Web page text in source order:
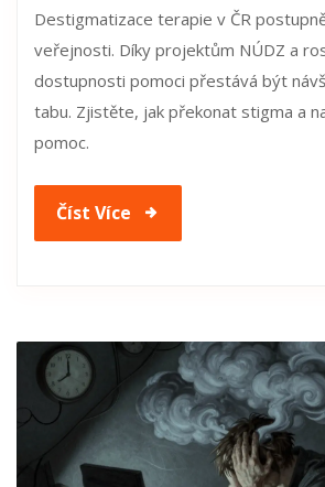
Destigmatizace terapie v ČR
veřejnosti. Díky projektům NÚDZ a
dostupnosti pomoci přestává být
tabu. Zjistěte, jak překonat stigma a
pomoc.
Číst Více